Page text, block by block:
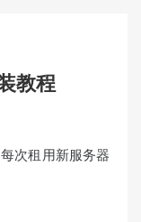
教程
次租用新服务器